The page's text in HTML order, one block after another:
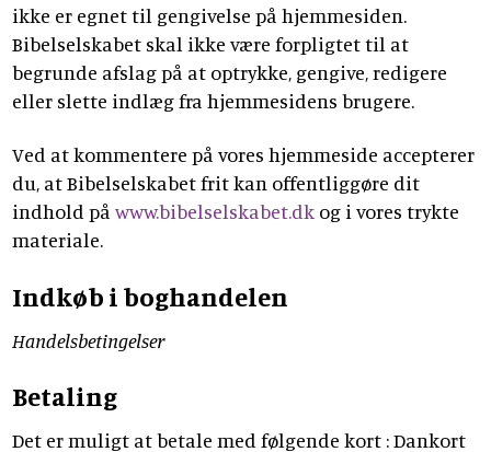
ikke er egnet til gengivelse på hjemmesiden.
Bibelselskabet skal ikke være forpligtet til at
begrunde afslag på at optrykke, gengive, redigere
eller slette indlæg fra hjemmesidens brugere.
Ved at kommentere på vores hjemmeside accepterer
du, at Bibelselskabet frit kan offentliggøre dit
indhold på www.bibelselskabet.dk og i vores trykte
materiale.
Indkøb i boghandelen
Handelsbetingelser
Betaling
Det er muligt at betale med følgende kort : Dankort